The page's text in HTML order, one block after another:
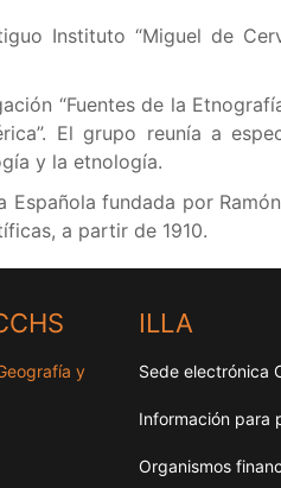
Instituto “Miguel de
“Fuentes de la
El grupo reunía a
y la etnología.
fundada por
a partir de 1910.
y
ILLA
Sede electrónica
Información para
Organismos